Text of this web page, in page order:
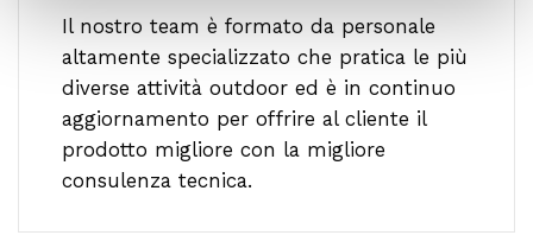
Il nostro team è formato da personale
altamente specializzato che pratica le più
diverse attività outdoor ed è in continuo
aggiornamento per offrire al cliente il
prodotto migliore con la migliore
consulenza tecnica.